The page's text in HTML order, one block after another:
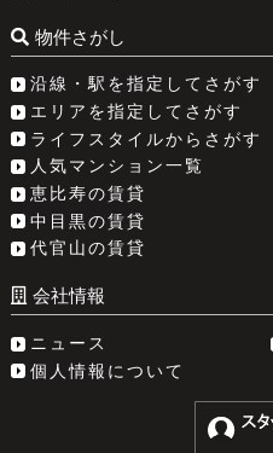
物件さがし
沿線・駅を指定してさがす
エリアを指定してさがす
ライフスタイルからさがす
人気マンション一覧
恵比寿の賃貸
中目黒の賃貸
代官山の賃貸
会社情報
ニュース
個人情報について